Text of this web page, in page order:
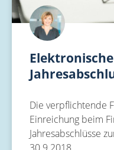
Die verpflichtende
Einreichung beim
Jahresabschlüsse